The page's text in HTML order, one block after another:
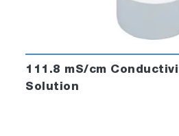
111.8 mS/cm
Solution